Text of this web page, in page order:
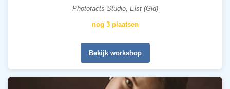
Photofacts Studio, Elst (Gld)
nog 3 plaatsen
Bekijk workshop